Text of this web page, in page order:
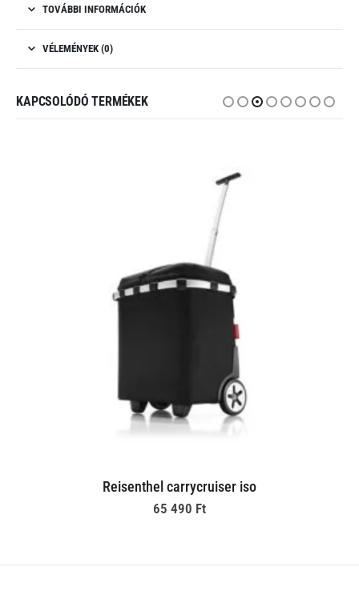
TOVÁBBI INFORMÁCIÓK
VÉLEMÉNYEK (0)
KAPCSOLÓDÓ TERMÉKEK
Reisenthel carrycruiser iso
65 490 Ft